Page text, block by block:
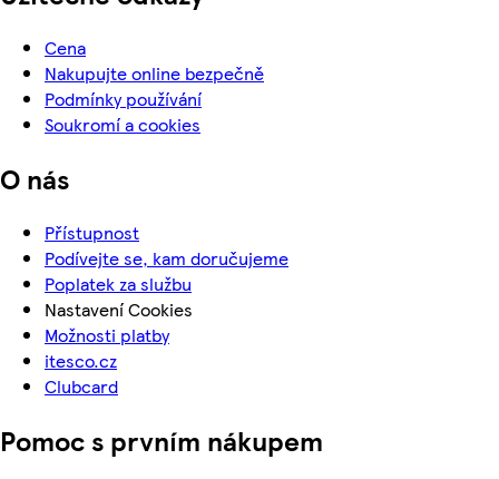
Cena
Nakupujte online bezpečně
Podmínky používání
Soukromí a cookies
O nás
Přístupnost
Podívejte se, kam doručujeme
Poplatek za službu
Nastavení Cookies
Možnosti platby
itesco.cz
Clubcard
Pomoc s prvním nákupem